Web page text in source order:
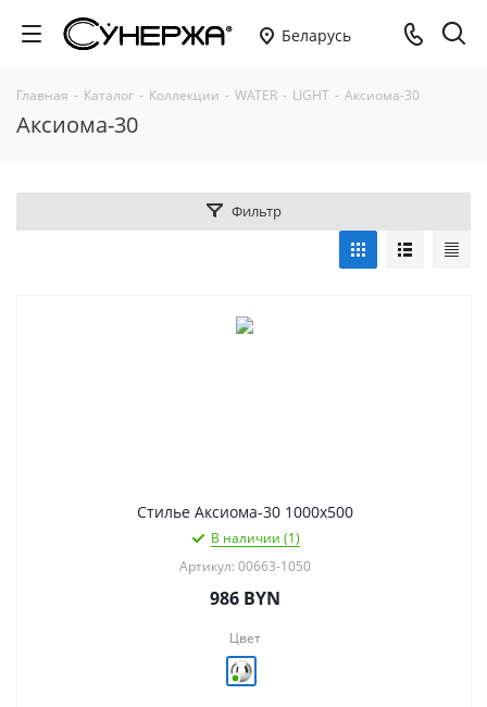
Беларусь
Главная - Каталог - Коллекции - WATER - LIGHT - Аксиома-30
Аксиома-30
Фильтр
Стилье Аксиома-30 1000х500
В наличии (1)
Артикул: 00663-1050
986BYN
Цвет